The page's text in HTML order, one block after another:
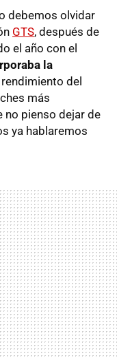
debemos olvidar
GTS, después de
el año con el
la
del
más
no pienso dejar de
ya hablaremos